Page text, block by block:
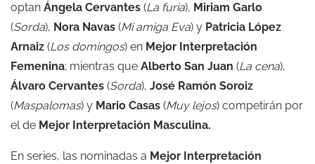
optan Ángela Cervantes (La furia), Miriam Garlo
(Sorda), Nora Navas (Mi amiga Eva) y Patricia López
Arnaiz (Los domingos) en Mejor Interpretación
Femenina; mientras que Alberto San Juan (La cena),
Álvaro Cervantes (Sorda), José Ramón Soroiz
(Maspalomas) y Mario Casas (Muy lejos) competirán por
el de Mejor Interpretación Masculina.
En series, las nominadas a Mejor Interpretación